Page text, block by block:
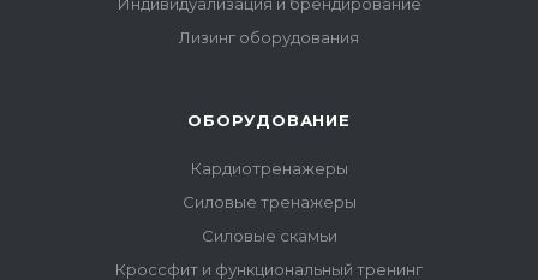
Лизинг оборудования
ОБОРУДОВАНИЕ
Кардиотренажеры
Силовые тренажеры
Силовые скамьи
Кроссфит и функциональный тренинг